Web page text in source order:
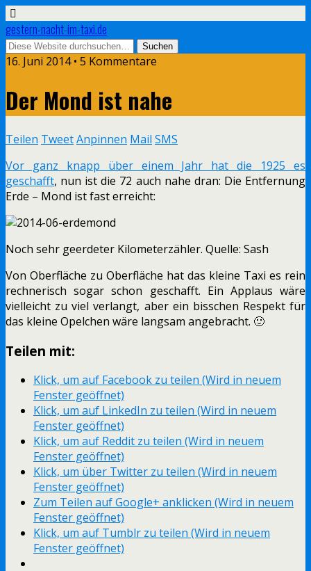
gestern-nacht-im-taxi.de
16. Juni 2014 • 5 Kommentare
Der Mond ist nahe
Teilen TweetAnpinnen Mail SMS
Vor ganz knapp über einem Jahr hat die 1925 es
geschafft, nun ist die 72 auch nahe dran: Die Entfernung
Erde – Mond ist fast erreicht:
Noch sehr geerdeter Kilometerzähler. Quelle: Sash
Von Oberfläche zu Oberfläche hat das kleine Taxi es rein
rechnerisch sogar schon geschafft. Ein Applaus wäre
vielleicht zu viel verlangt, aber ein bisschen Respekt für
das kleine Opelchen wäre langsam angebracht. 🙂
Teilen mit:
Klick, um auf Facebook zu teilen (Wird in neuem
Fenster geöffnet)
Klick, um auf LinkedIn zu teilen (Wird in neuem
Fenster geöffnet)
Klick, um auf Reddit zu teilen (Wird in neuem
Fenster geöffnet)
Klick, um über Twitter zu teilen (Wird in neuem
Fenster geöffnet)
Zum Teilen auf Google+ anklicken (Wird in neuem
Fenster geöffnet)
Klick, um auf Tumblr zu teilen (Wird in neuem
Fenster geöffnet)